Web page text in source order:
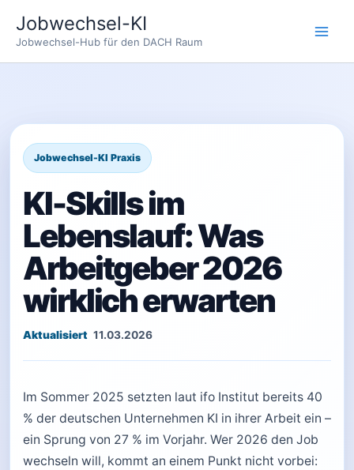
Inhalt
springen
Jobwechsel-KI
Jobwechsel-Hub für den DACH Raum
KI-Skills im
Lebenslauf: Was
Arbeitgeber 2026
wirklich erwarten
11.03.2026
Im Sommer 2025 setzten laut ifo Institut bereits 40
% der deutschen Unternehmen KI in ihrer Arbeit ein –
ein Sprung von 27 % im Vorjahr. Wer 2026 den Job
wechseln will, kommt an einem Punkt nicht vorbei: